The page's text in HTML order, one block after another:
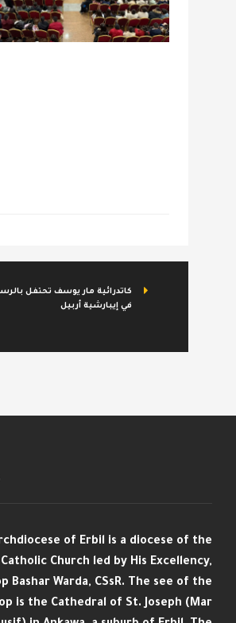
في إيبارشية أربيل
of Erbil is a diocese of the
Church led by His Excellency,
Bashar Warda, CSsR. The see of the
is the Cathedral of St. Joseph (Mar